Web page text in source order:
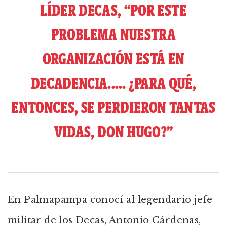
LÍDER DECAS, “POR ESTE
PROBLEMA NUESTRA
ORGANIZACIÓN ESTÁ EN
DECADENCIA.…. ¿PARA QUÉ,
ENTONCES, SE PERDIERON TANTAS
VIDAS, DON HUGO?”
En Palmapampa conocí al legendario jefe
militar de los Decas, Antonio Cárdenas,